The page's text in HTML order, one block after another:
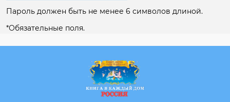
Пароль должен быть не менее 6 символов длиной.
*Обязательные поля.